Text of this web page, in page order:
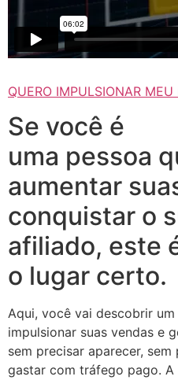
QUERO IMPULSIONAR MEU
Se você é
uma pessoa
aumentar
conquistar o
afiliado, este
o lugar certo.
Aqui, você vai descobrir
impulsionar suas vendas e
sem precisar aparecer,
gastar com tráfego pago. A